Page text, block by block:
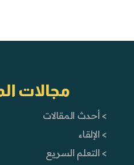
مجالات
> أحدث المقالات
> الإلقاء
> التعلم السريع